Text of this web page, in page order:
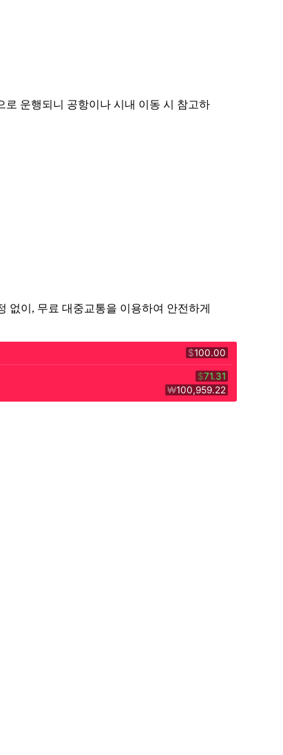
로 운행되니 공항이나 시내 이동 시 참고하
없이, 무료 대중교통을 이용하여 안전하게